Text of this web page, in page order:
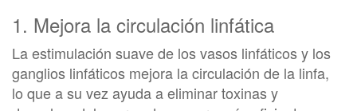
1. Mejora la circulación linfática
La estimulación suave de los vasos linfáticos y los
ganglios linfáticos mejora la circulación de la linfa,
lo que a su vez ayuda a eliminar toxinas y